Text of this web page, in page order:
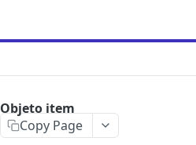
Objeto item
Copy Page